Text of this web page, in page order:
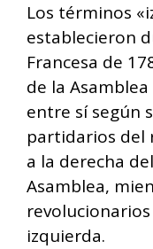
Los términos
establecieron
Francesa de
de la
entre sí según
partidarios del
a la derecha
Asamblea,
izquierda.